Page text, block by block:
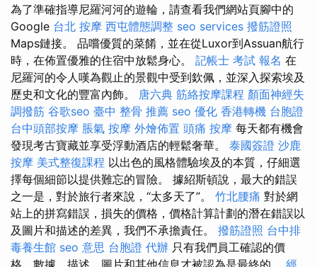
為了準確指導尼羅河河的遊輪，請查看我們網站頁腳中的
Google 台北 按摩 西屯體態調整 seo services 撥筋證照
Maps鏈接。 品嚐優質的菜餚，並在從Luxor到Assuan航行
時，在佈置優雅的住宿中放鬆身心。 記帳士 考試 報名 在
尼羅河的令人嘆為觀止的景觀中受到欽佩，並深入探索埃及
歷史和文化的豐富內飾。 唐六典 筋絡按摩課程 顏面神經失
調撥筋 谷歌seo 臺中 整骨 推薦 seo 優化 香港轉機 台胞證
台中頭部按摩 脹氣 按摩 外燴佈置 頭痛 按摩 每天都有機會
發現考古寶藏並享受浮動酒店的輕鬆奢華。 泰國簽證 沙鹿
按摩 美式整復課程 以出色的風格體驗埃及的本質，仔細選
擇每個細節以提供難忘的冒險。 據紹斯頓說，最大的錯誤
之一是，對於旅行者來說，“太多天了”。 竹北腰痛 對於網
站上的拼寫錯誤，損失的價格，價格計算計劃的潛在錯誤以
及圖片和描述的差異，我們不承擔責任。 撥筋證照 台中排
毒養生館 seo 意思 台胞證 代辦 只有我們員工確認的價
格，數據，描述，圖片和其他信息才被認為是最終的。 經